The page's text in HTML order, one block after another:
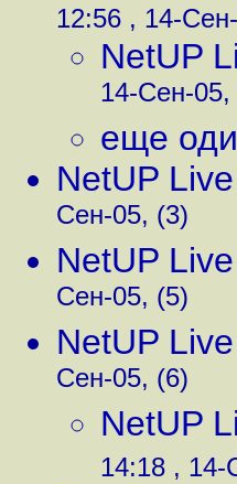
12:56 , 14-
NetUP
14-Сен-
еще
NetUP
Сен-05, (3)
NetUP
Сен-05, (5)
NetUP
Сен-05, (6)
NetUP
14:18 , 14-